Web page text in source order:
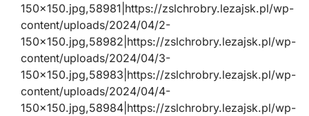
150×150.jpg,58981|https://zslchrobry.lezajsk.pl/wp-
content/uploads/2024/04/2-
150×150.jpg,58982|https://zslchrobry.lezajsk.pl/wp-
content/uploads/2024/04/3-
150×150.jpg,58983|https://zslchrobry.lezajsk.pl/wp-
content/uploads/2024/04/4-
150×150.jpg,58984|https://zslchrobry.lezajsk.pl/wp-